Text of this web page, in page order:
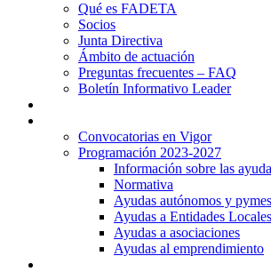
Qué es FADETA
Socios
Junta Directiva
Ámbito de actuación
Preguntas frecuentes – FAQ
Boletín Informativo Leader
Convocatorias en Vigor
Programación 2023-2027
Información sobre las
Normativa
Ayudas autónomos y pymes
Ayudas a Entidades Locales
Ayudas a asociaciones
Ayudas al emprendimiento